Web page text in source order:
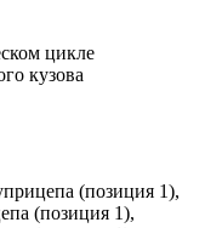
цикле
кузова
(позиция 1),
(позиция 1),